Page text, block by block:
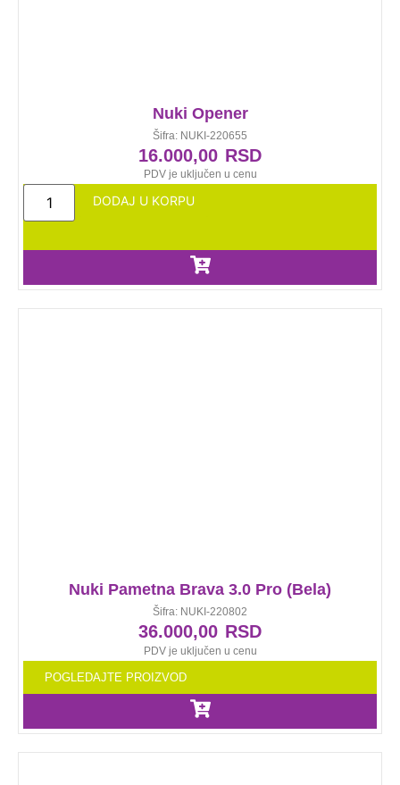
Nuki Opener
Šifra: NUKI-220655
16.000,00 RSD
PDV je uključen u cenu
DODAJ U KORPU
Nuki Pametna Brava 3.0 Pro (Bela)
Šifra: NUKI-220802
36.000,00 RSD
PDV je uključen u cenu
POGLEDAJTE PROIZVOD